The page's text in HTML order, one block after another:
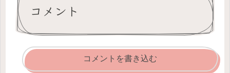
コメント
コメントを書き込む